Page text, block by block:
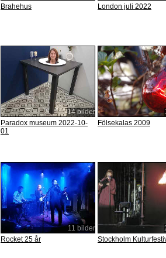
Brahehus
London juli 2022
Paradox museum 2022-10-
01
14 bilder
Fölsekalas 2009
Rocket 25 år
11 bilder
Stockholm